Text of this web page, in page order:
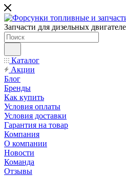
Запчасти для дизельных
Каталог
Акции
Блог
Бренды
Как купить
Условия оплаты
Условия доставки
Гарантия на товар
Компания
О компании
Новости
Команда
Отзывы